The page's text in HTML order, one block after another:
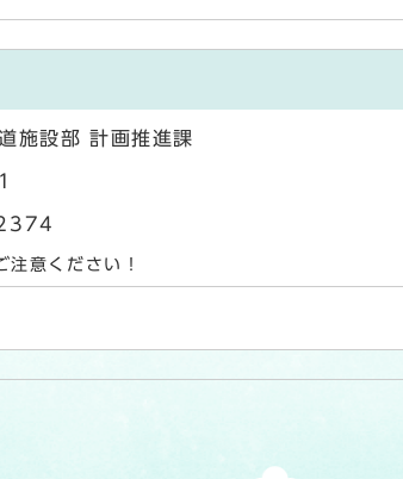
施設部 計画推進課
注意ください！